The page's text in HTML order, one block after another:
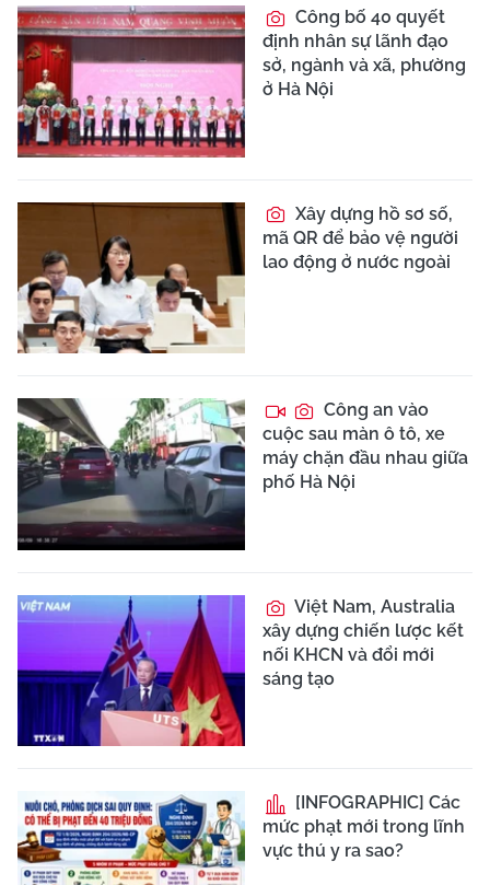
Công bố 40 quyết
định nhân sự lãnh đạo
sở, ngành và xã, phường
ở Hà Nội
Xây dựng hồ sơ số,
mã QR để bảo vệ người
lao động ở nước ngoài
Công an vào
cuộc sau màn ô tô, xe
máy chặn đầu nhau giữa
phố Hà Nội
Việt Nam, Australia
xây dựng chiến lược kết
nối KHCN và đổi mới
sáng tạo
[INFOGRAPHIC] Các
mức phạt mới trong lĩnh
vực thú y ra sao?